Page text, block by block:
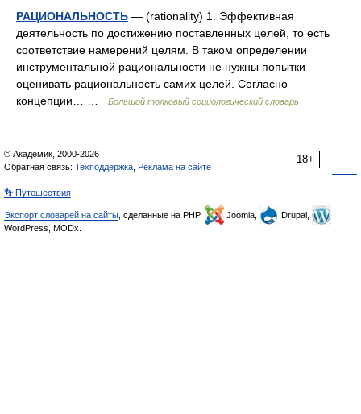
РАЦИОНАЛЬНОСТЬ — (rationality) 1. Эффективная
деятельность по достижению поставленных целей, то есть
соответствие намерений целям. В таком определении
инструментальной рациональности не нужны попытки
оценивать рациональность самих целей. Согласно
концепции… …
Большой толковый социологический словарь
18+
© Академик, 2000-2026
Обратная связь: Техподдержка Реклама на сайте
👣 Путешествия
Экспорт словарей на сайты , сделанные на PHP, Joomla,
Drupal,
WordPress, MODx.